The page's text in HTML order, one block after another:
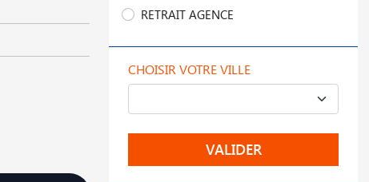
RETRAIT AGENCE
CHOISIR VOTRE VILLE
VALIDER